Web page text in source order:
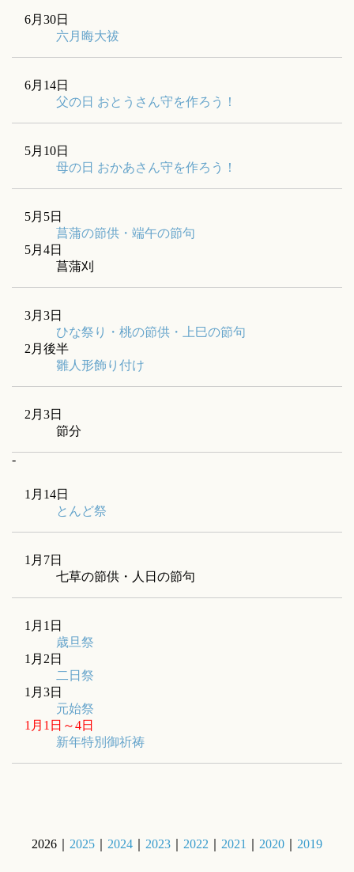
6月30日
六月晦大祓
6月14日
父の日 おとうさん守を作ろう！
5月10日
母の日 おかあさん守を作ろう！
5月5日
菖蒲の節供・端午の節句
5月4日
菖蒲刈
3月3日
ひな祭り・桃の節供・上巳の節句
2月後半
雛人形飾り付け
2月3日
節分
-
1月14日
とんど祭
1月7日
七草の節供・人日の節句
1月1日
歳旦祭
1月2日
二日祭
1月3日
元始祭
1月1日～4日
新年特別御祈祷
2026｜ 2025 2024 2023 2022 2021 2020 2019